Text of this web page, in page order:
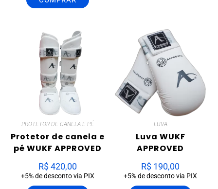
PROTETOR DE CANELA E PÉ
Protetor de canela e
pé WUKF APPROVED
R$420,00
+5% de desconto via PIX
LUVA
Luva WUKF
APPROVED
R$ 190,00
+5% de desconto via PIX